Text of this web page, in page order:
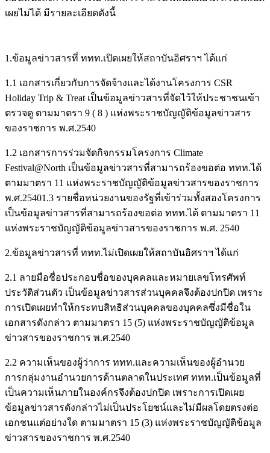
เผยไม่ได้ มีรายละเอียดดังนี้
1.ข้อมูลข่าวสารที่ ททท.เปิดเผยให้สถาบันอิศราฯ ได้แก่
1.1 เอกสารเกี่ยวกับการจัดจ้างและได้งานโครงการ CSR
Holiday Trip & Treat เป็นข้อมูลข่าวสารที่จัดไว้ให้ประชาชนเข้า
ตรวจดู ตามมาตรา 9 ( 8 ) แห่งพระราชบัญญัติข้อมูลข่าวสาร
ของราชการ พ.ศ.2540
1.2 เอกสารการร่วมจัดกิจกรรมโครงการ Climate
Festival@North เป็นข้อมูลข่าวสารที่สามารถร้องขอต่อ ททท.ได้
ตามมาตรา 11 แห่งพระราชบัญญัติข้อมูลข่าวสารของราชการ
พ.ศ.25401.3 รายชื่อหน่วยงานของรัฐที่เข้าร่วมทั้งสองโครงการ
เป็นข้อมูลข่าวสารที่สามารถร้องขอต่อ ททท.ได้ ตามมาตรา 11
แห่งพระราชบัญญัติข้อมูลข่าวสารของราชการ พ.ศ. 2540
2.ข้อมูลข่าวสารที่ ททท.ไม่เปิดเผยให้สถาบันอิศราฯ ได้แก่
2.1 ลายมือชื่อประกอบชื่อของบุคคลและหมายเลขโทรศัพท์
ประวัติส่วนตัว เป็นข้อมูลข่าวสารส่วนบุคคลจึงต้องปกปิด เพราะ
การเปิดเผยทำให้กระทบสิทธิส่วนบุคคลของบุคคลซึ่งมีชื่อใน
เอกสารดังกล่าว ตามมาตรา 15 (5) แห่งพระราชบัญญัติข้อมูล
ข่าวสารของราชการ พ.ศ.2540
2.2 ความเห็นของผู้ว่าการ ททท.และความเห็นของผู้อำนวย
การกลุ่มงานอำนวยการด้านตลาดในประเทศ ททท.เป็นข้อมูลที่
เป็นความเห็นภายในองค์กรจึงต้องปกปิด เพราะการเปิดเผย
ข้อมูลข่าวสารดังกล่าวไม่เป็นประโยชน์และไม่มีผลโดยตรงต่อ
เอกชนแต่อย่างใด ตามมาตรา 15 (3) แห่งพระราชบัญญัติข้อมูล
ข่าวสารของราชการ พ.ศ.2540